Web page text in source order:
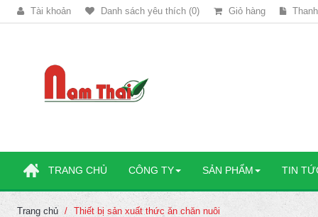
Tài khoản Danh sách yêu thích (0) Giỏ hàng
TRANG CHỦ CÔNG TY SẢN PHẨM TIN
Trang chủ Thiết bị sản xuất thức ăn chăn nuôi